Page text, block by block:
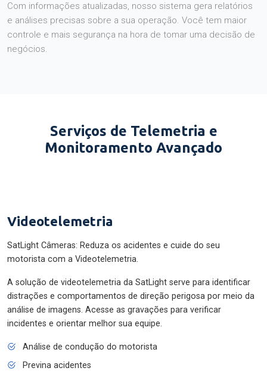
Com informações atualizadas, nosso sistema gera relatórios
e análises precisas sobre a sua operação. Você tem maior
controle e mais segurança na hora de tomar uma decisão de
negócios.
Serviços de Telemetria e
Monitoramento Avançado
Videotelemetria
SatLight Câmeras: Reduza os acidentes e cuide do seu
motorista com a Videotelemetria.
A solução de videotelemetria da SatLight serve para identificar
distrações e comportamentos de direção perigosa por meio da
análise de imagens. Acesse as gravações para verificar
incidentes e orientar melhor sua equipe.
Análise de condução do motorista
Previna acidentes